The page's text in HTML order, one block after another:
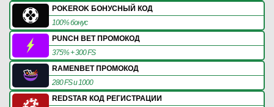
POKEROK БОНУСНЫЙ КОД
100% бонус
PUNCH BET ПРОМОКОД
375% + 300 FS
RAMENBET ПРОМОКОД
280 FS и 1000
REDSTAR КОД РЕГИСТРАЦИИ